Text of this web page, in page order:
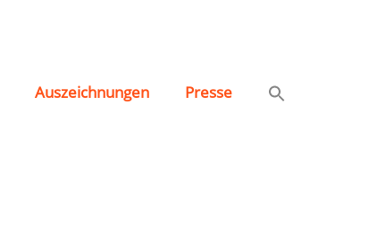
Auszeichnungen Presse